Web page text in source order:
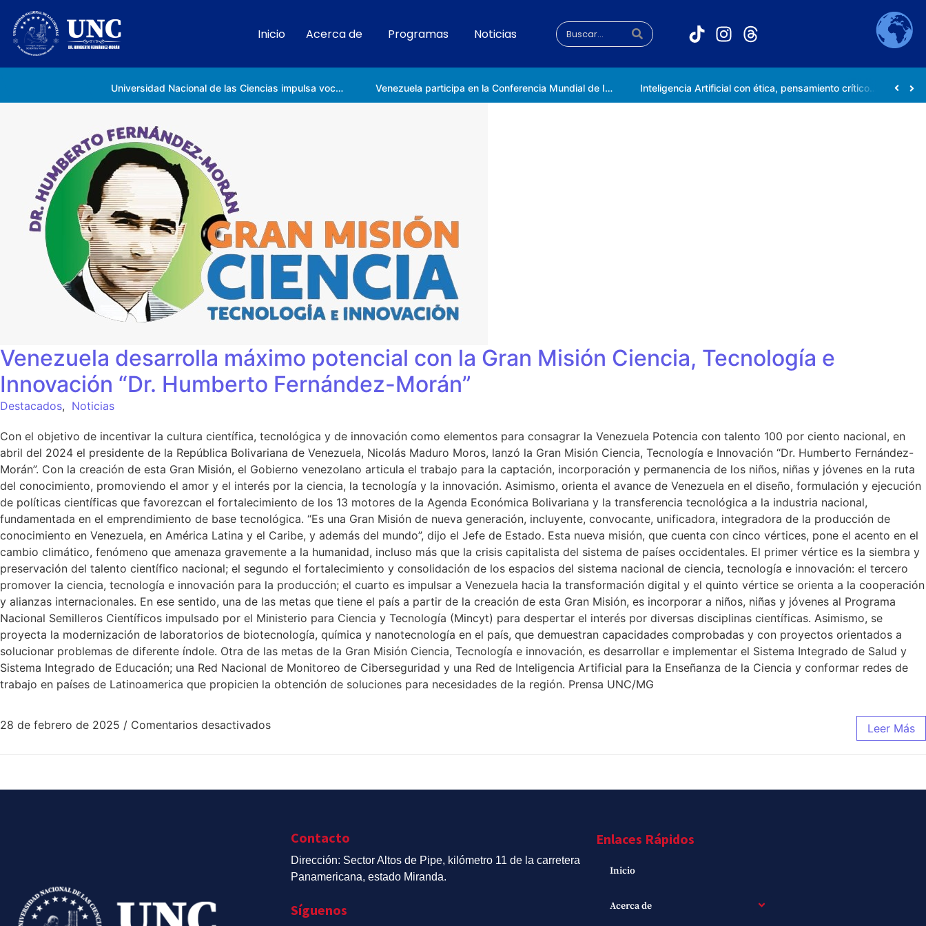
Inicio Acerca de Programas Noticias
Universidad Nacional de las Ciencias impulsa vocaciones científicas en la Expoferia de Oportunidades de Estudio 2026 Venezuela participa en la Conferencia Mundial de Inteligencia Artificial en Shanghái Inteligencia Artificial con ética, pensamiento crítico y compromiso social
Venezuela desarrolla máximo potencial con la Gran Misión Ciencia, Tecnología e
Innovación “Dr. Humberto Fernández-Morán”
Destacados, Noticias
Con el objetivo de incentivar la cultura científica, tecnológica y de innovación como elementos para consagrar la Venezuela Potencia con talento 100 por ciento nacional, en
abril del 2024 el presidente de la República Bolivariana de Venezuela, Nicolás Maduro Moros, lanzó la Gran Misión Ciencia, Tecnología e Innovación “Dr. Humberto Fernández-
Morán”. Con la creación de esta Gran Misión, el Gobierno venezolano articula el trabajo para la captación, incorporación y permanencia de los niños, niñas y jóvenes en la ruta
del conocimiento, promoviendo el amor y el interés por la ciencia, la tecnología y la innovación. Asimismo, orienta el avance de Venezuela en el diseño, formulación y ejecución
de políticas científicas que favorezcan el fortalecimiento de los 13 motores de la Agenda Económica Bolivariana y la transferencia tecnológica a la industria nacional,
fundamentada en el emprendimiento de base tecnológica. “Es una Gran Misión de nueva generación, incluyente, convocante, unificadora, integradora de la producción de
conocimiento en Venezuela, en América Latina y el Caribe, y además del mundo”, dijo el Jefe de Estado. Esta nueva misión, que cuenta con cinco vértices, pone el acento en el
cambio climático, fenómeno que amenaza gravemente a la humanidad, incluso más que la crisis capitalista del sistema de países occidentales. El primer vértice es la siembra y
preservación del talento científico nacional; el segundo el fortalecimiento y consolidación de los espacios del sistema nacional de ciencia, tecnología e innovación: el tercero
promover la ciencia, tecnología e innovación para la producción; el cuarto es impulsar a Venezuela hacia la transformación digital y el quinto vértice se orienta a la cooperación
y alianzas internacionales. En ese sentido, una de las metas que tiene el país a partir de la creación de esta Gran Misión, es incorporar a niños, niñas y jóvenes al Programa
Nacional Semilleros Científicos impulsado por el Ministerio para Ciencia y Tecnología (Mincyt) para despertar el interés por diversas disciplinas científicas. Asimismo, se
proyecta la modernización de laboratorios de biotecnología, química y nanotecnología en el país, que demuestran capacidades comprobadas y con proyectos orientados a
solucionar problemas de diferente índole. Otra de las metas de la Gran Misión Ciencia, Tecnología e innovación, es desarrollar e implementar el Sistema Integrado de Salud y
Sistema Integrado de Educación; una Red Nacional de Monitoreo de Ciberseguridad y una Red de Inteligencia Artificial para la Enseñanza de la Ciencia y conformar redes de
trabajo en países de Latinoamerica que propicien la obtención de soluciones para necesidades de la región. Prensa UNC/MG
28 de febrero de 2025 / Comentarios desactivados Leer Más
Contacto
Dirección: Sector Altos de Pipe, kilómetro 11 de la carretera
Panamericana, estado Miranda.
Síguenos
Enlaces Rápidos
Inicio
Acerca de